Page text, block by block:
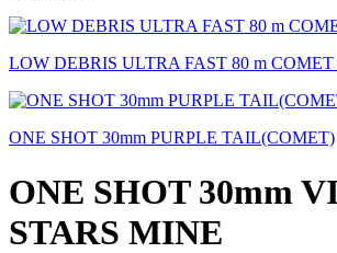
LOW DEBRIS ULTRA FAST 80 m COMET
ONE SHOT 30mm PURPLE TAIL(COMET)
ONE SHOT 30mm
STARS MINE